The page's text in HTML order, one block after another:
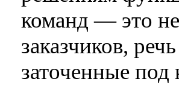
команд — это
заказчиков,
заточенные